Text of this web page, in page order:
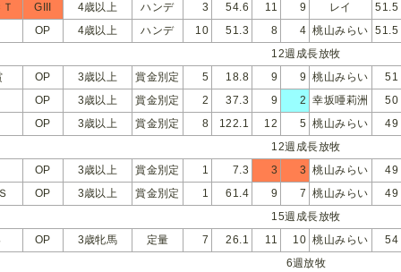
GIII 4歳以上 ハンデ 3 54.6 11 9 レイ
51.5
OP
4歳以上 ハンデ 10 51.3 8 4 桃山みらい 51.5
12週成長放牧
OP 3歳以上 賞金別定 5 18.8 9 9 桃山みらい
51
OP
3歳以上 賞金別定 2 37.3 9 2 幸坂唖莉洲
50
OP
3歳以上 賞金別定 8 122.1 12 5 桃山みらい
49
12週成長放牧
OP
3歳以上 賞金別定 1 7.3 3 3 桃山みらい
49
OP 3歳以上 賞金別定 1 61.4 9 7 桃山みらい
49
15週成長放牧
OP 3歳牝馬 定量 7 26.1 11 10 桃山みらい
54
6週放牧